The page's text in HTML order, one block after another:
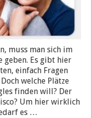
muss man sich im
geben. Es gibt hier
einfach Fragen
welche Plätze
finden will? Der
Um hier wirklich
es …